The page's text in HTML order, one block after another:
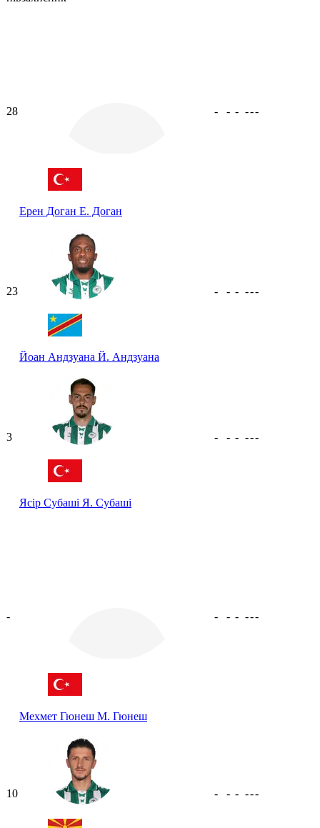
28
Ерен Доган Е. Доган
- - - ---
23
Йоан Андзуана Й. Андзуана
- - - ---
3
Ясір Субаші Я. Субаші
- - - ---
-
Мехмет Гюнеш М. Гюнеш
- - - ---
10 - - - ---